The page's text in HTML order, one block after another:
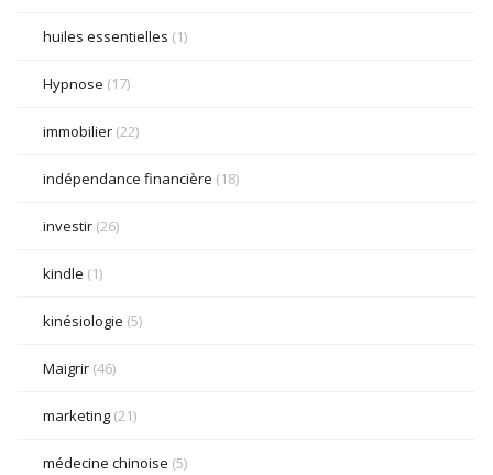
huiles essentielles (1)
Hypnose (17)
immobilier (22)
indépendance financière (18)
investir (26)
kindle (1)
kinésiologie (5)
Maigrir (46)
marketing (21)
médecine chinoise (5)